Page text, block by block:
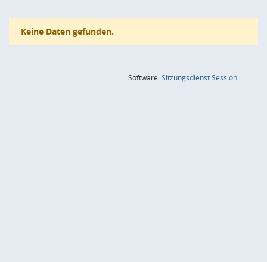
Keine Daten gefunden.
Software:SitzungsdienstSession(Wird in